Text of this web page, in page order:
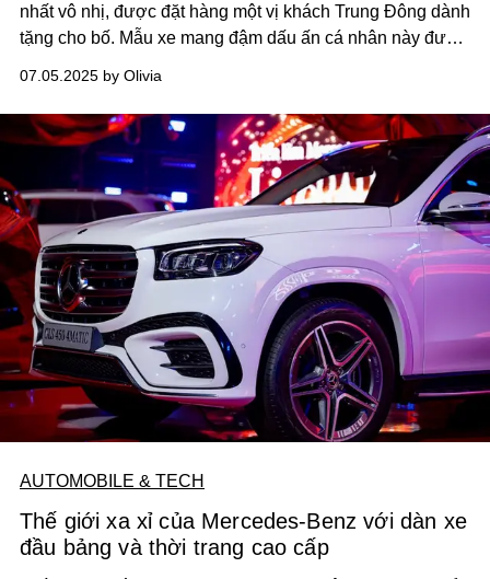
nhất vô nhị, được đặt hàng một vị khách Trung Đông dành
tặng cho bố. Mẫu xe mang đậm dấu ấn cá nhân này được
07.05.2025 by Olivia
AUTOMOBILE & TECH
Thế giới xa xỉ của Mercedes-Benz với dàn xe
đầu bảng và thời trang cao cấp